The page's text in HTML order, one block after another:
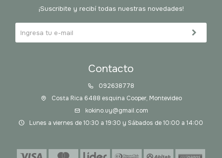
Contacto
092638778
Costa Rica 6488 esquina Cooper, Montevideo
kokino.uy@gmail.com
Lunes a viernes de 10:30 a 19:30 y Sábados de 10:00 a 14:00
¡Suscribite y recibí todas nuestras novedades!